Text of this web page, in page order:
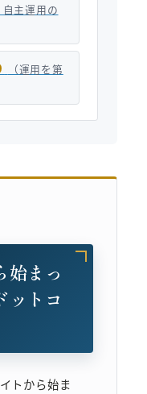
自主運用の
（運用を第
始まっ
ットコ
トから始ま